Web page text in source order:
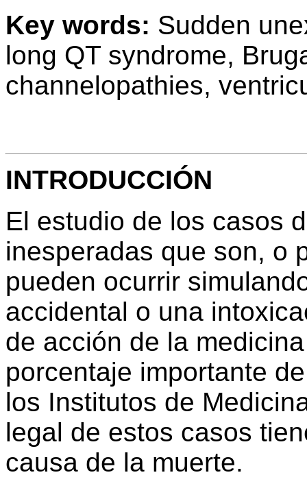
Key words: Sudden
long QT syndrome,
channelopathies,
INTRODUCCIÓN
El estudio de los casos
inesperadas que son, o
pueden ocurrir
accidental o una
de acción de la
porcentaje importante
los Institutos de
legal de estos casos
causa de la muerte.